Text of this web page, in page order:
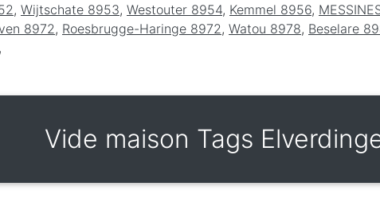
, Wijtschate 8953, Westouter 8954, Kemmel 8956,
8972, Roesbrugge-Haringe 8972 , Watou 8978, Beselare
,
Vide maison Tags